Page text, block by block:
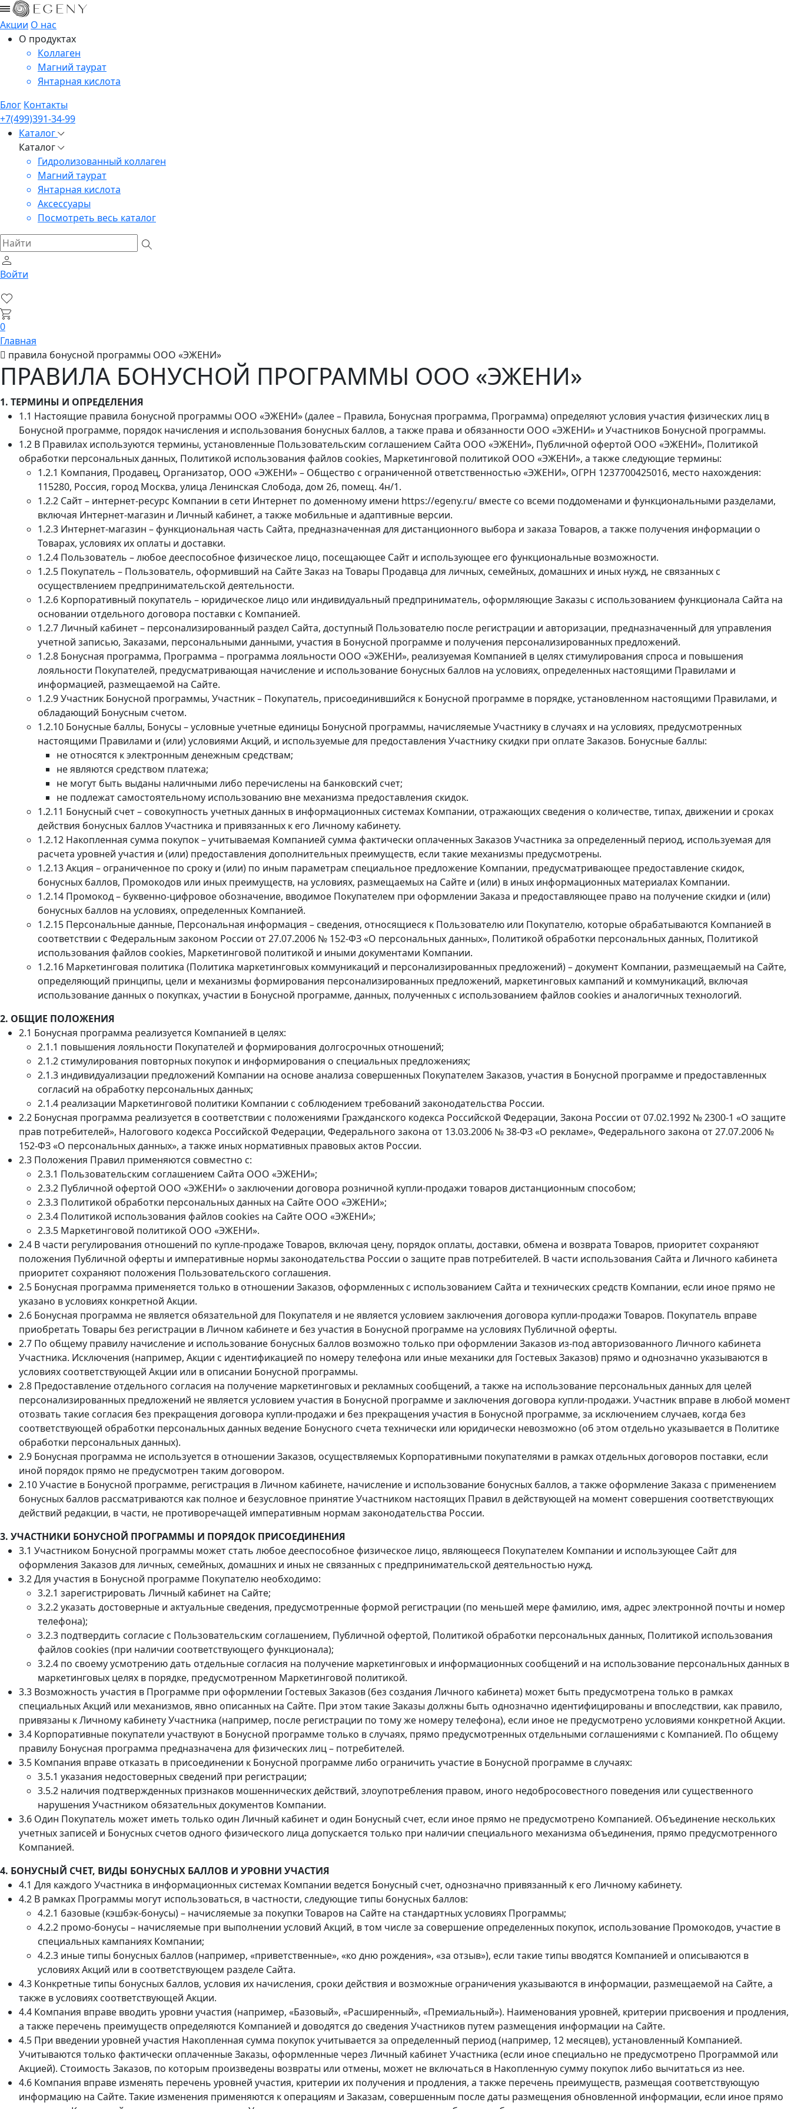
Акции О нас
О продуктах
Коллаген
Магний таурат
Янтарная кислота
Блог Контакты
+7(499)391-34-99
Каталог
Каталог
Гидролизованный коллаген
Магний таурат
Янтарная кислота
Аксессуары
Посмотреть весь каталог
Войти
0
Главная
правила бонусной программы ООО «ЭЖЕНИ»
ПРАВИЛА БОНУСНОЙ ПРОГРАММЫ ООО «ЭЖЕНИ»
1. ТЕРМИНЫ И ОПРЕДЕЛЕНИЯ
1.1 Настоящие правила бонусной программы ООО «ЭЖЕНИ» (далее – Правила, Бонусная программа, Программа) определяют условия участия физических лиц в
Бонусной программе, порядок начисления и использования бонусных баллов, а также права и обязанности ООО «ЭЖЕНИ» и Участников Бонусной программы.
1.2 В Правилах используются термины, установленные Пользовательским соглашением Сайта ООО «ЭЖЕНИ», Публичной офертой ООО «ЭЖЕНИ», Политикой
обработки персональных данных, Политикой использования файлов cookies, Маркетинговой политикой ООО «ЭЖЕНИ», а также следующие термины:
1.2.1 Компания, Продавец, Организатор, ООО «ЭЖЕНИ» – Общество с ограниченной ответственностью «ЭЖЕНИ», ОГРН 1237700425016, место нахождения:
115280, Россия, город Москва, улица Ленинская Слобода, дом 26, помещ. 4н/1.
1.2.2 Сайт – интернет-ресурс Компании в сети Интернет по доменному имени https://egeny.ru/ вместе со всеми поддоменами и функциональными разделами,
включая Интернет-магазин и Личный кабинет, а также мобильные и адаптивные версии.
1.2.3 Интернет-магазин – функциональная часть Сайта, предназначенная для дистанционного выбора и заказа Товаров, а также получения информации о
Товарах, условиях их оплаты и доставки.
1.2.4 Пользователь – любое дееспособное физическое лицо, посещающее Сайт и использующее его функциональные возможности.
1.2.5 Покупатель – Пользователь, оформивший на Сайте Заказ на Товары Продавца для личных, семейных, домашних и иных нужд, не связанных с
осуществлением предпринимательской деятельности.
1.2.6 Корпоративный покупатель – юридическое лицо или индивидуальный предприниматель, оформляющие Заказы с использованием функционала Сайта на
основании отдельного договора поставки с Компанией.
1.2.7 Личный кабинет – персонализированный раздел Сайта, доступный Пользователю после регистрации и авторизации, предназначенный для управления
учетной записью, Заказами, персональными данными, участия в Бонусной программе и получения персонализированных предложений.
1.2.8 Бонусная программа, Программа – программа лояльности ООО «ЭЖЕНИ», реализуемая Компанией в целях стимулирования спроса и повышения
лояльности Покупателей, предусматривающая начисление и использование бонусных баллов на условиях, определенных настоящими Правилами и
информацией, размещаемой на Сайте.
1.2.9 Участник Бонусной программы, Участник – Покупатель, присоединившийся к Бонусной программе в порядке, установленном настоящими Правилами, и
обладающий Бонусным счетом.
1.2.10 Бонусные баллы, Бонусы – условные учетные единицы Бонусной программы, начисляемые Участнику в случаях и на условиях, предусмотренных
настоящими Правилами и (или) условиями Акций, и используемые для предоставления Участнику скидки при оплате Заказов. Бонусные баллы:
не относятся к электронным денежным средствам;
не являются средством платежа;
не могут быть выданы наличными либо перечислены на банковский счет;
не подлежат самостоятельному использованию вне механизма предоставления скидок.
1.2.11 Бонусный счет – совокупность учетных данных в информационных системах Компании, отражающих сведения о количестве, типах, движении и сроках
действия бонусных баллов Участника и привязанных к его Личному кабинету.
1.2.12 Накопленная сумма покупок – учитываемая Компанией сумма фактически оплаченных Заказов Участника за определенный период, используемая для
расчета уровней участия и (или) предоставления дополнительных преимуществ, если такие механизмы предусмотрены.
1.2.13 Акция – ограниченное по сроку и (или) по иным параметрам специальное предложение Компании, предусматривающее предоставление скидок,
бонусных баллов, Промокодов или иных преимуществ, на условиях, размещаемых на Сайте и (или) в иных информационных материалах Компании.
1.2.14 Промокод – буквенно-цифровое обозначение, вводимое Покупателем при оформлении Заказа и предоставляющее право на получение скидки и (или)
бонусных баллов на условиях, определенных Компанией.
1.2.15 Персональные данные, Персональная информация – сведения, относящиеся к Пользователю или Покупателю, которые обрабатываются Компанией в
соответствии с Федеральным законом России от 27.07.2006 № 152-ФЗ «О персональных данных», Политикой обработки персональных данных, Политикой
использования файлов cookies, Маркетинговой политикой и иными документами Компании.
1.2.16 Маркетинговая политика (Политика маркетинговых коммуникаций и персонализированных предложений) – документ Компании, размещаемый на Сайте,
определяющий принципы, цели и механизмы формирования персонализированных предложений, маркетинговых кампаний и коммуникаций, включая
использование данных о покупках, участии в Бонусной программе, данных, полученных с использованием файлов cookies и аналогичных технологий.
2. ОБЩИЕ ПОЛОЖЕНИЯ
2.1 Бонусная программа реализуется Компанией в целях:
2.1.1 повышения лояльности Покупателей и формирования долгосрочных отношений;
2.1.2 стимулирования повторных покупок и информирования о специальных предложениях;
2.1.3 индивидуализации предложений Компании на основе анализа совершенных Покупателем Заказов, участия в Бонусной программе и предоставленных
согласий на обработку персональных данных;
2.1.4 реализации Маркетинговой политики Компании с соблюдением требований законодательства России.
2.2 Бонусная программа реализуется в соответствии с положениями Гражданского кодекса Российской Федерации, Закона России от 07.02.1992 № 2300-1 «О защите
прав потребителей», Налогового кодекса Российской Федерации, Федерального закона от 13.03.2006 № 38-ФЗ «О рекламе», Федерального закона от 27.07.2006 №
152-ФЗ «О персональных данных», а также иных нормативных правовых актов России.
2.3 Положения Правил применяются совместно с:
2.3.1 Пользовательским соглашением Сайта ООО «ЭЖЕНИ»;
2.3.2 Публичной офертой ООО «ЭЖЕНИ» о заключении договора розничной купли-продажи товаров дистанционным способом;
2.3.3 Политикой обработки персональных данных на Сайте ООО «ЭЖЕНИ»;
2.3.4 Политикой использования файлов cookies на Сайте ООО «ЭЖЕНИ»;
2.3.5 Маркетинговой политикой ООО «ЭЖЕНИ».
2.4 В части регулирования отношений по купле-продаже Товаров, включая цену, порядок оплаты, доставки, обмена и возврата Товаров, приоритет сохраняют
положения Публичной оферты и императивные нормы законодательства России о защите прав потребителей. В части использования Сайта и Личного кабинета
приоритет сохраняют положения Пользовательского соглашения.
2.5 Бонусная программа применяется только в отношении Заказов, оформленных с использованием Сайта и технических средств Компании, если иное прямо не
указано в условиях конкретной Акции.
2.6 Бонусная программа не является обязательной для Покупателя и не является условием заключения договора купли-продажи Товаров. Покупатель вправе
приобретать Товары без регистрации в Личном кабинете и без участия в Бонусной программе на условиях Публичной оферты.
2.7 По общему правилу начисление и использование бонусных баллов возможно только при оформлении Заказов из-под авторизованного Личного кабинета
Участника. Исключения (например, Акции с идентификацией по номеру телефона или иные механики для Гостевых Заказов) прямо и однозначно указываются в
условиях соответствующей Акции или в описании Бонусной программы.
2.8 Предоставление отдельного согласия на получение маркетинговых и рекламных сообщений, а также на использование персональных данных для целей
персонализированных предложений не является условием участия в Бонусной программе и заключения договора купли-продажи. Участник вправе в любой момент
отозвать такие согласия без прекращения договора купли-продажи и без прекращения участия в Бонусной программе, за исключением случаев, когда без
соответствующей обработки персональных данных ведение Бонусного счета технически или юридически невозможно (об этом отдельно указывается в Политике
обработки персональных данных).
2.9 Бонусная программа не используется в отношении Заказов, осуществляемых Корпоративными покупателями в рамках отдельных договоров поставки, если
иной порядок прямо не предусмотрен таким договором.
2.10 Участие в Бонусной программе, регистрация в Личном кабинете, начисление и использование бонусных баллов, а также оформление Заказа с применением
бонусных баллов рассматриваются как полное и безусловное принятие Участником настоящих Правил в действующей на момент совершения соответствующих
действий редакции, в части, не противоречащей императивным нормам законодательства России.
3. УЧАСТНИКИ БОНУСНОЙ ПРОГРАММЫ И ПОРЯДОК ПРИСОЕДИНЕНИЯ
3.1 Участником Бонусной программы может стать любое дееспособное физическое лицо, являющееся Покупателем Компании и использующее Сайт для
оформления Заказов для личных, семейных, домашних и иных не связанных с предпринимательской деятельностью нужд.
3.2 Для участия в Бонусной программе Покупателю необходимо:
3.2.1 зарегистрировать Личный кабинет на Сайте;
3.2.2 указать достоверные и актуальные сведения, предусмотренные формой регистрации (по меньшей мере фамилию, имя, адрес электронной почты и номер
телефона);
3.2.3 подтвердить согласие с Пользовательским соглашением, Публичной офертой, Политикой обработки персональных данных, Политикой использования
файлов cookies (при наличии соответствующего функционала);
3.2.4 по своему усмотрению дать отдельные согласия на получение маркетинговых и информационных сообщений и на использование персональных данных в
маркетинговых целях в порядке, предусмотренном Маркетинговой политикой.
3.3 Возможность участия в Программе при оформлении Гостевых Заказов (без создания Личного кабинета) может быть предусмотрена только в рамках
специальных Акций или механизмов, явно описанных на Сайте. При этом такие Заказы должны быть однозначно идентифицированы и впоследствии, как правило,
привязаны к Личному кабинету Участника (например, после регистрации по тому же номеру телефона), если иное не предусмотрено условиями конкретной Акции.
3.4 Корпоративные покупатели участвуют в Бонусной программе только в случаях, прямо предусмотренных отдельными соглашениями с Компанией. По общему
правилу Бонусная программа предназначена для физических лиц – потребителей.
3.5 Компания вправе отказать в присоединении к Бонусной программе либо ограничить участие в Бонусной программе в случаях:
3.5.1 указания недостоверных сведений при регистрации;
3.5.2 наличия подтвержденных признаков мошеннических действий, злоупотребления правом, иного недобросовестного поведения или существенного
нарушения Участником обязательных документов Компании.
3.6 Один Покупатель может иметь только один Личный кабинет и один Бонусный счет, если иное прямо не предусмотрено Компанией. Объединение нескольких
учетных записей и Бонусных счетов одного физического лица допускается только при наличии специального механизма объединения, прямо предусмотренного
Компанией.
4. БОНУСНЫЙ СЧЕТ, ВИДЫ БОНУСНЫХ БАЛЛОВ И УРОВНИ УЧАСТИЯ
4.1 Для каждого Участника в информационных системах Компании ведется Бонусный счет, однозначно привязанный к его Личному кабинету.
4.2 В рамках Программы могут использоваться, в частности, следующие типы бонусных баллов:
4.2.1 базовые (кэшбэк-бонусы) – начисляемые за покупки Товаров на Сайте на стандартных условиях Программы;
4.2.2 промо-бонусы – начисляемые при выполнении условий Акций, в том числе за совершение определенных покупок, использование Промокодов, участие в
специальных кампаниях Компании;
4.2.3 иные типы бонусных баллов (например, «приветственные», «ко дню рождения», «за отзыв»), если такие типы вводятся Компанией и описываются в
условиях Акций или в соответствующем разделе Сайта.
4.3 Конкретные типы бонусных баллов, условия их начисления, сроки действия и возможные ограничения указываются в информации, размещаемой на Сайте, а
также в условиях соответствующей Акции.
4.4 Компания вправе вводить уровни участия (например, «Базовый», «Расширенный», «Премиальный»). Наименования уровней, критерии присвоения и продления,
а также перечень преимуществ определяются Компанией и доводятся до сведения Участников путем размещения информации на Сайте.
4.5 При введении уровней участия Накопленная сумма покупок учитывается за определенный период (например, 12 месяцев), установленный Компанией.
Учитываются только фактически оплаченные Заказы, оформленные через Личный кабинет Участника (если иное специально не предусмотрено Программой или
Акцией). Стоимость Заказов, по которым произведены возвраты или отмены, может не включаться в Накопленную сумму покупок либо вычитаться из нее.
4.6 Компания вправе изменять перечень уровней участия, критерии их получения и продления, а также перечень преимуществ, размещая соответствующую
информацию на Сайте. Такие изменения применяются к операциям и Заказам, совершенным после даты размещения обновленной информации, если иное прямо